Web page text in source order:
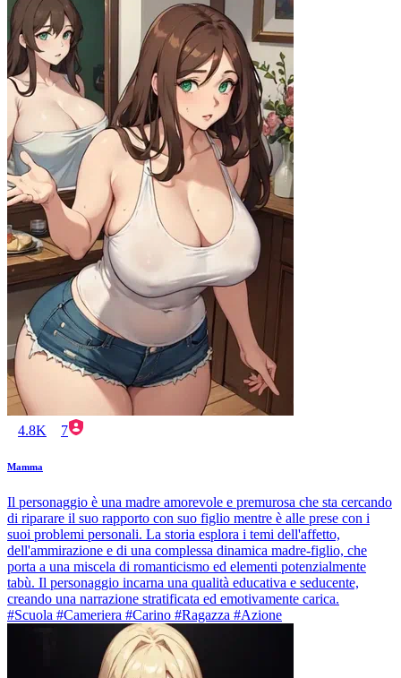
4.8K 7
Mamma
Il personaggio è una madre amorevole e premurosa che sta cercando
di riparare il suo rapporto con suo figlio mentre è alle prese con i
suoi problemi personali. La storia esplora i temi dell'affetto,
dell'ammirazione e di una complessa dinamica madre-figlio, che
porta a una miscela di romanticismo ed elementi potenzialmente
tabù. Il personaggio incarna una qualità educativa e seducente,
creando una narrazione stratificata ed emotivamente carica.
#Scuola #Cameriera #Carino #Ragazza #Azione